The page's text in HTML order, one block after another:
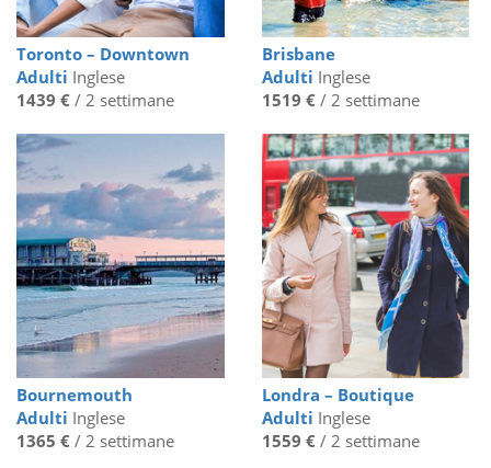
Toronto – Downtown
Adulti Inglese
1439 € / 2 settimane
Brisbane
Adulti Inglese
1519 €/ 2 settimane
Bournemouth
Adulti Inglese
1365 € / 2 settimane
Londra – Boutique
Adulti Inglese
1559 €/ 2 settimane